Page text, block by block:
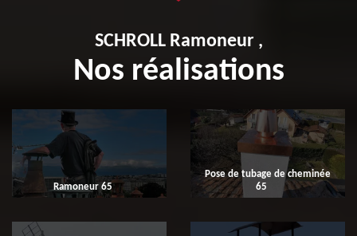
SCHROLL Ramoneur ,
Nos réalisations
Ramoneur 65
Pose de tubage de cheminée
65